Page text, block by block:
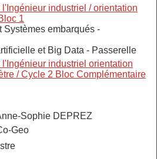
industriel / orientation
1
Systèmes embarqués -
et Big Data - Passerelle
industriel orientation
/ Cycle 2 Bloc Complémentaire
Sophie DEPREZ
Geo